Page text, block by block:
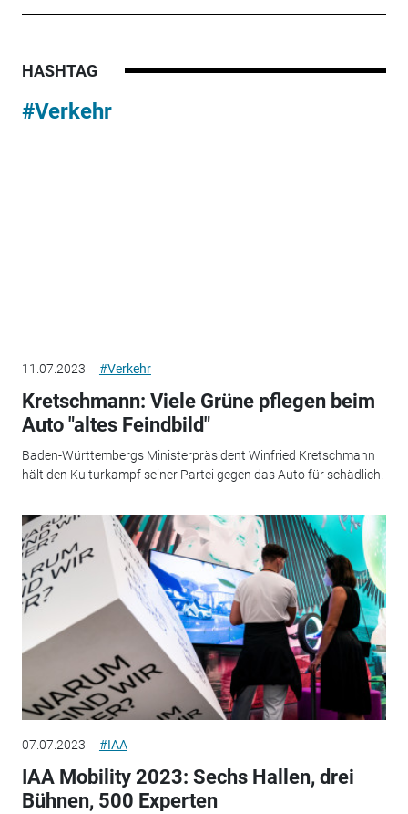
HASHTAG
#Verkehr
11.07.2023 #Verkehr
Kretschmann: Viele Grüne pflegen beim
Auto "altes Feindbild"
Baden-Württembergs Ministerpräsident Winfried Kretschmann
hält den Kulturkampf seiner Partei gegen das Auto für schädlich.
07.07.2023 #IAA
IAA Mobility 2023: Sechs Hallen, drei
Bühnen, 500 Experten